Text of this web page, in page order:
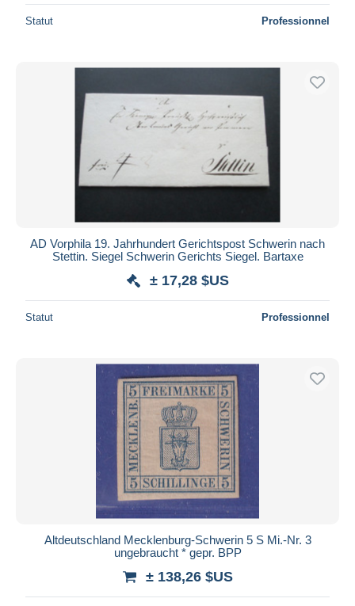
Statut Professionnel
AD Vorphila 19. Jahrhundert Gerichtspost Schwerin nach
Stettin. Siegel Schwerin Gerichts Siegel. Bartaxe
± 17,28 $US
Statut Professionnel
Altdeutschland Mecklenburg-Schwerin 5 S Mi.-Nr. 3
ungebraucht * gepr. BPP
± 138,26 $US